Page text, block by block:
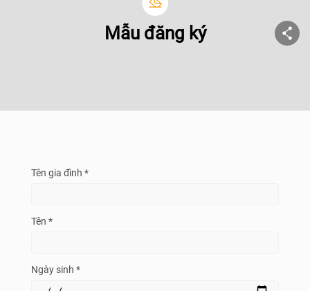
Mẫu đăng ký
Tên gia đình *
Tên *
Ngày sinh *